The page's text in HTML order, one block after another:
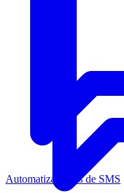
Automatizaciones de SMS